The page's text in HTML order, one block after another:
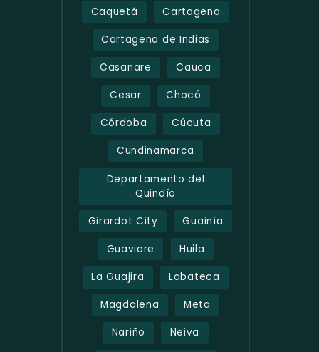
Caquetá Cartagena
Cartagena de Indias
Casanare Cauca
Cesar Chocó
Córdoba Cúcuta
Cundinamarca
Departamento del
Quindío
Girardot City Guainía
Guaviare Huila
La Guajira Labateca
Magdalena Meta
Nariño Neiva